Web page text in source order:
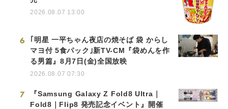
2026.08.07 13:00
6
｢明星 一平ちゃん夜店の焼そば 袋 からし
マヨ付 5食パック｣新TV-CM『袋めんを作
る男篇』8月7日(金)全国放映
2026.08.07 07:30
7
『Samsung Galaxy Z Fold8 Ultra｜
Fold8｜Flip8 発売記念イベント』開催